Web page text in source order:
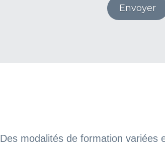
Envoyer
Des modalités de formation variées